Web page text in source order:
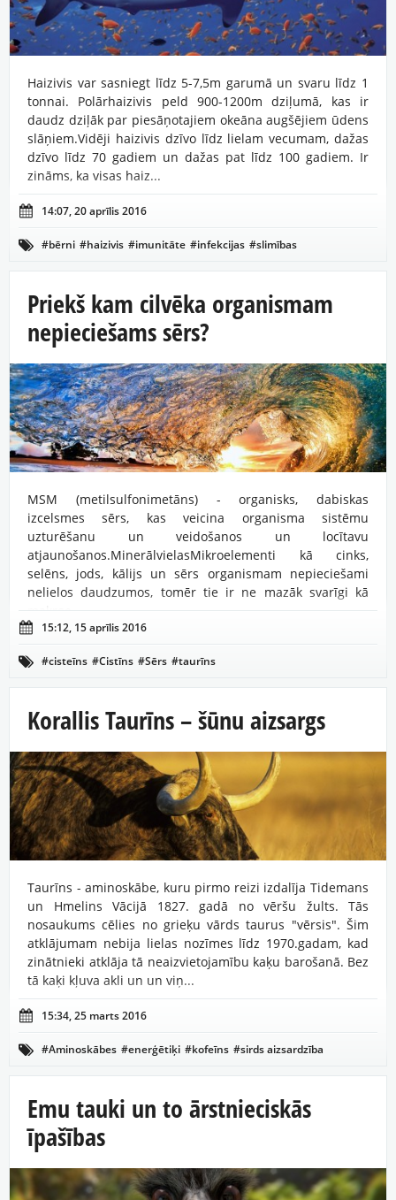
Haizivis var sasniegt līdz 5-7,5m garumā un svaru līdz 1
tonnai. Polārhaizivis peld 900-1200m dziļumā, kas ir
daudz dziļāk par piesāņotajiem okeāna augšējiem ūdens
slāņiem.Vidēji haizivis dzīvo līdz lielam vecumam, dažas
dzīvo līdz 70 gadiem un dažas pat līdz 100 gadiem. Ir
zināms, ka visas haiz...
 14:07, 20 aprīlis 2016
 #bērni #haizivis #imunitāte #infekcijas #slimības
Priekš kam cilvēka organismam
nepieciešams sērs?
MSM (metilsulfonimetāns) - organisks, dabiskas
izcelsmes sērs, kas veicina organisma sistēmu
uzturēšanu un veidošanos un locītavu
atjaunošanos.MinerālvielasMikroelementi kā cinks,
selēns, jods, kālijs un sērs organismam nepieciešami
nelielos daudzumos, tomēr tie ir ne mazāk svarīgi kā
makroe...
 15:12, 15 aprīlis 2016
 #cisteīns #Cistīns #Sērs #taurīns
Korallis Taurīns – šūnu aizsargs
Taurīns - aminoskābe, kuru pirmo reizi izdalīja Tidemans
un Hmelins Vācijā 1827. gadā no vēršu žults. Tās
nosaukums cēlies no grieķu vārds taurus "vērsis". Šim
atklājumam nebija lielas nozīmes līdz 1970.gadam, kad
zinātnieki atklāja tā neaizvietojamību kaķu barošanā. Bez
tā kaķi kļuva akli un un viņ...
 15:34, 25 marts 2016
 #Aminoskābes #enerģētiķi #kofeīns #sirds aizsardzība
Emu tauki un to ārstnieciskās
īpašības